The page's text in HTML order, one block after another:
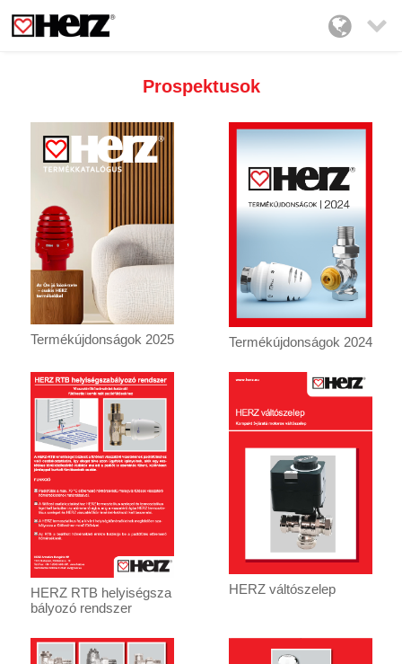

Prospektusok
Termékújdonságok 2025 Termékújdonságok 2024
HERZ RTB helyiségsza
bályozó rendszer
HERZ váltószelep